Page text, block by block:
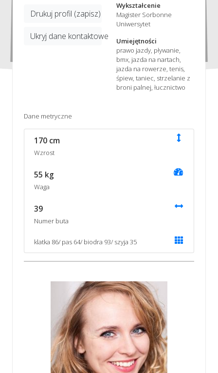
Drukuj profil (zapisz)
Ukryj dane kontaktowe
Wykształcenie
Magister Sorbonne
Uniwersytet
Umiejętności
prawo jazdy, pływanie,
bmx, jazda na nartach,
jazda na rowerze, tenis,
śpiew, taniec, strzelanie z
broni palnej, łucznictwo
Dane metryczne
170 cm
Wzrost
55 kg
Waga
39
Numer buta
klatka 86/ pas 64/ biodra 93/ szyja 35